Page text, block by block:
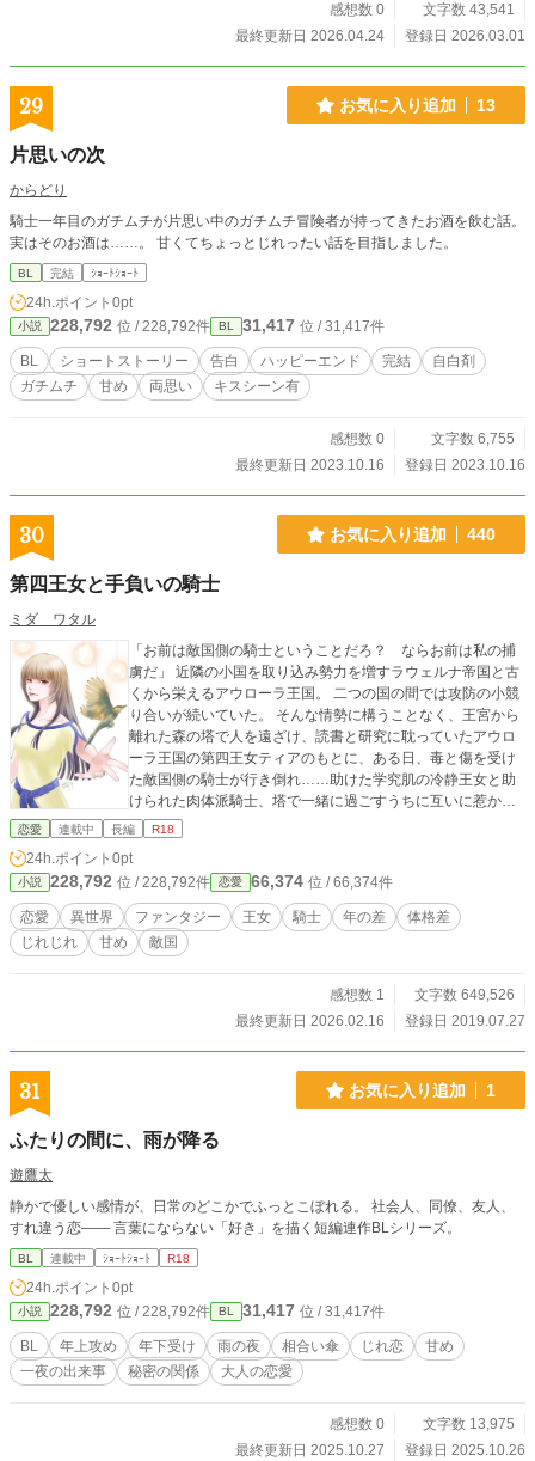
感想数 0
文字数 43,541
最終更新日 2026.04.24
登録日 2026.03.01
29 お気に入り追加 13
片思いの次
からどり
騎士一年目のガチムチが片思い中のガチムチ冒険者が持ってきたお酒を飲む話。
実はそのお酒は……。 甘くてちょっとじれったい話を目指しました。
BL 完結 ｼｮｰﾄｼｮｰﾄ
24h.ポイント 0pt
小説 228,792 位 / 228,792件 BL 31,417 位 / 31,417件
BL ショートストーリー 告白 ハッピーエンド 完結
自白剤
ガチムチ
甘め 両思い キスシーン有
感想数 0
文字数 6,755
最終更新日 2023.10.16
登録日 2023.10.16
30 お気に入り追加 440
第四王女と手負いの騎士
ミダ ワタル
「お前は敵国側の騎士ということだろ？ ならお前は私の捕
虜だ」 近隣の小国を取り込み勢力を増すラウェルナ帝国と古
くから栄えるアウローラ王国。 二つの国の間では攻防の小競
り合いが続いていた。 そんな情勢に構うことなく、王宮から
離れた森の塔で人を遠ざけ、読書と研究に耽っていたアウロ
ーラ王国の第四王女ティアのもとに、ある日、毒と傷を受け
た敵国側の騎士が行き倒れ……助けた学究肌の冷静王女と助
けられた肉体派騎士、塔で一緒に過ごすうちに互いに惹かれ
合っていく二人だったが、各国の情勢は様々な思惑のうねり
動き出した二人を待ち受けていたものは――。 ※サブタイト
ルに＊がついているのはR回です。 ※表紙画像は一条かむさ
ん(Twitter: @kamu_1jo)に描いていただきました。 --------------
------------------- スピンオフー第三王女と王国宰相 “ あの人(方)
の支えになれるのなら、なににだってなろう” もう一組のヒロ
る長い長い恋のお話。 本編ストーリーの裏側で進行する、近
すぎて遠く触れられない王国王宮の二人の物語。
恋愛 連載中 長編 R18
24h.ポイント 0pt
小説 228,792 位 / 228,792件 恋愛 66,374 位 / 66,374件
恋愛 異世界 ファンタジー 王女 騎士 年の差
体格差
じれじれ
甘め 敵国
感想数 1
文字数 649,526
最終更新日 2026.02.16
登録日 2019.07.27
31 お気に入り追加 1
ふたりの間に、雨が降る
遊鷹太
静かで優しい感情が、日常のどこかでふっとこぼれる。 社会人、同僚、友人、
すれ違う恋―― 言葉にならない「好き」を描く短編連作BLシリーズ。
BL 連載中 ｼｮｰﾄｼｮｰﾄ R18
24h.ポイント 0pt
小説 228,792 位 / 228,792件 BL 31,417 位 / 31,417件
BL 年上攻め 年下受け 雨の夜 相合い傘 じれ恋
甘め
一夜の出来事
秘密の関係 大人の恋愛
感想数 0
文字数 13,975
最終更新日 2025.10.27
登録日 2025.10.26